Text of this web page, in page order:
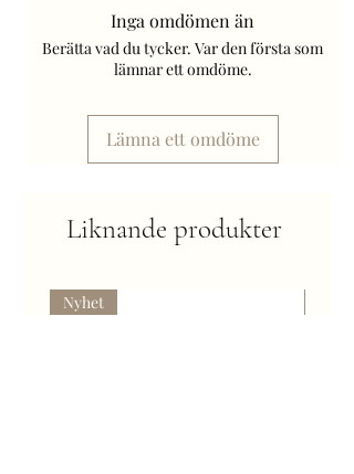
Höjd (cm): 4,40
Djup (cm): 1,00
Ljuskälla ingår: Nej
Volt: 1,5V DC
Art. Nr: 064-72.
Inga omdömen än
Berätta vad du tycker. Var den första som
lämnar ett omdöme.
Lämna ett omdöme
Liknande produkter
Nyhet